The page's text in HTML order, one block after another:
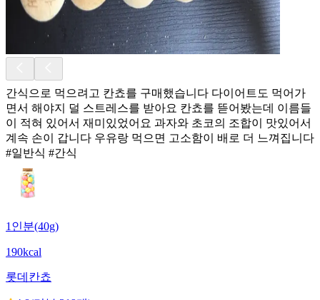
간식으로 먹으려고 칸쵸를 구매했습니다 다이어트도 먹어가
면서 해야지 덜 스트레스를 받아요 칸쵸를 뜯어봤는데 이름들
이 적혀 있어서 재미있었어요 과자와 초코의 조합이 맛있어서
계속 손이 갑니다 우유랑 먹으면 고소함이 배로 더 느껴집니다
#일반식 #간식
1인분(40g)
190kcal
롯데 칸쵸